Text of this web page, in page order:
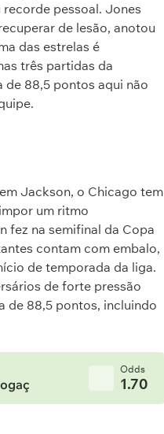
pessoal. Jones
de lesão, anotou
das estrelas é
três partidas da
de 88,5 pontos aqui não
Jackson, o Chicago tem
um ritmo
fez na semifinal da Copa
contam com embalo,
de temporada da liga.
de forte pressão
de 88,5 pontos, incluindo
Odds
1.70